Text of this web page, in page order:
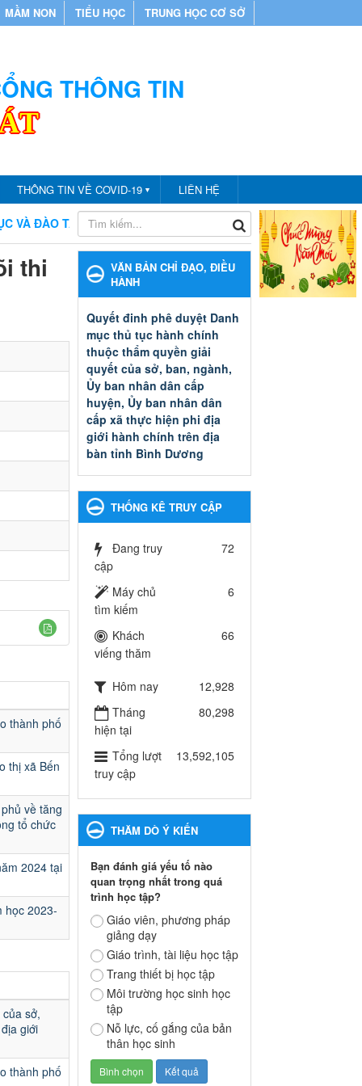
MẦM NON TIỂU HỌC TRUNG HỌC CƠ SỞ
THÔNG TIN
THÔNG TIN VỀ COVID-19 ▼ LIÊN HỆ
TẠO THÀNH PHỐ BẾN CÁT CHÀO MỪNG BẠN ĐẾN
thi
thành phố
thị xã Bến
về tăng
tổ chức
2024 tại
học 2023-
sở,
giới
thành phố
VĂN BẢN CHỈ ĐẠO, ĐIỀU
HÀNH
Quyết đinh phê duyệt Danh
mục thủ tục hành chính
thuộc thẩm quyền giải
quyết của sở, ban, ngành,
Ủy ban nhân dân cấp
huyện, Ủy ban nhân dân
cấp xã thực hiện phi địa
giới hành chính trên địa
bàn tỉnh Bình Dương
thẩm quyền giải quyết của sở,
ban, ngành, Ủy ban nhân dân
cấp xã thực hiện phi địa giới
hành chính trên địa bàn tỉnh
Bình Dương
Ngày ban hành: 13/03/2025
Kế hoạch Phổ biến, giáo
dục pháp luật năm 2025 của
thành phố Bến Cát
pháp luật năm 2025 của
ngành Giáo dục và Đào tạo
thành phố Bến Cát
Ngày ban hành: 28/02/2025
Quyết định công bố thủ tục
hành chính bị bãi bỏ trong
lĩnh vực giáo dục đào tạo
thuộc hệ giáo dục quốc
dân và cơ sở giáo dục khác
thuộc thẩm quyền giải
quyết của Sở Giáo dục và
Đào tạo, Ủy ban nhân dân
cấp huyện
Quyết định công bố thủ tục
hành chính bị bãi bỏ trong lĩnh
vực giáo dục đào tạo thuộc hệ
giáo dục quốc dân và cơ sở
giáo dục khác thuộc thẩm
quyền giải quyết của Sở Giáo
dục và Đào tạo, Ủy ban nhân
dân cấp huyện
Ngày ban hành: 30/09/2024
THỐNG KÊ TRUY CẬP
Đang truy
cập
72
Máy chủ
tìm kiếm
6
Khách
viếng thăm
66
Hôm nay
12,928
Tháng
hiện tại
80,298
Tổng lượt
truy cập
13,592,105
THĂM DÒ Ý KIẾN
Bạn đánh giá yếu tố nào
quan trọng nhất trong quá
trình học tập?
Giáo viên, phương pháp
giảng dạy
Giáo trình, tài liệu học tập
Trang thiết bị học tập
Môi trường học sinh học
tập
Nỗ lực, cố gắng của bản
thân học sinh